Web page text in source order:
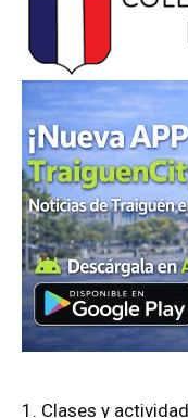
1. Clases y